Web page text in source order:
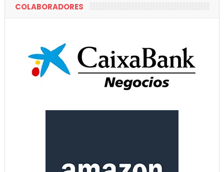
COLABORADORES